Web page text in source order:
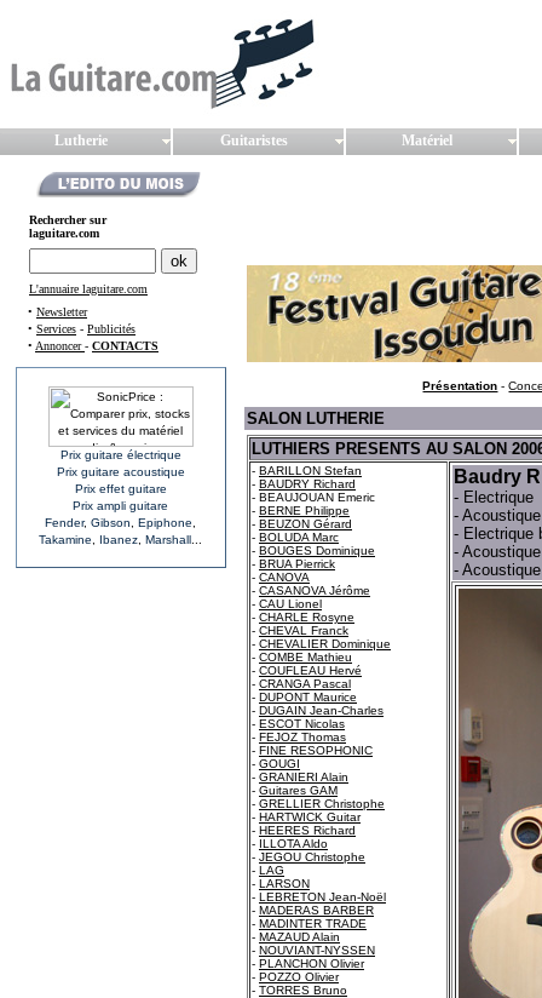
Lutherie Guitaristes Matériel
Rechercher sur
laguitare.com
L'annuaire laguitare.com
• Newsletter
• Services - Publicités
• Annoncer- CONTACTS
Prix guitare électrique
Prix guitare acoustique
Prix effet guitare
Prix ampli guitare
Fender,Gibson ,Epiphone
Takamine
Ibanez ,Marshall
Présentation -
SALON LUTHERIE
LUTHIERS PRESENTS AU SALON
- BARILLON Stefan
- BAUDRY Richard
- BEAUJOUAN Emeric
- BERNE Philippe
- BEUZON Gérard
- BOLUDA Marc
- BOUGES Dominique
- BRUA Pierrick
- CANOVA
- CASANOVA Jérôme
- CAU Lionel
- CHARLE Rosyne
- CHEVAL Franck
- CHEVALIER Dominique
- COMBE Mathieu
- COUFLEAU Hervé
- CRANGA Pascal
- DUPONT Maurice
- DUGAIN Jean-Charles
- ESCOT Nicolas
- FEJOZ Thomas
- FINE RESOPHONIC
- GOUGI
- GRANIERI Alain
- Guitares GAM
- GRELLIER Christophe
- HARTWICK Guitar
- HEERES Richard
- ILLOTA Aldo
- JEGOU Christophe
- LAG
- LARSON
- LEBRETON Jean-Noël
- MADERAS BARBER
- MADINTER TRADE
- MAZAUD Alain
- NOUVIANT-NYSSEN
- PLANCHON Olivier
- POZZO Olivier
- TORRES Bruno
Baudry
- Electrique
-
- Electrique
-
-